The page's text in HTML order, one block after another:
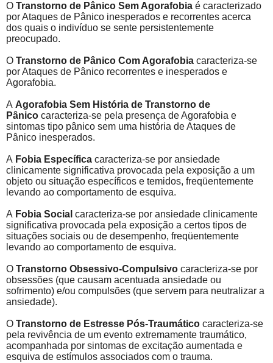
O Transtorno de Pânico Sem Agorafobia é caracterizado
por Ataques de Pânico inesperados e recorrentes acerca
dos quais o indivíduo se sente persistentemente
preocupado.
O Transtorno de Pânico Com Agorafobia caracteriza-se
por Ataques de Pânico recorrentes e inesperados e
Agorafobia.
A Agorafobia Sem História de Transtorno de
Pânico caracteriza-se pela presença de Agorafobia e
sintomas tipo pânico sem uma história de Ataques de
Pânico inesperados.
A Fobia Específica caracteriza-se por ansiedade
clinicamente significativa provocada pela exposição a um
objeto ou situação específicos e temidos, freqüentemente
levando ao comportamento de esquiva.
A Fobia Social caracteriza-se por ansiedade clinicamente
significativa provocada pela exposição a certos tipos de
situações sociais ou de desempenho, freqüentemente
levando ao comportamento de esquiva.
O Transtorno Obsessivo-Compulsivo caracteriza-se por
obsessões (que causam acentuada ansiedade ou
sofrimento) e/ou compulsões (que servem para neutralizar a
ansiedade).
O Transtorno de Estresse Pós-Traumático caracteriza-se
pela revivência de um evento extremamente traumático,
acompanhada por sintomas de excitação aumentada e
esquiva de estímulos associados com o trauma.